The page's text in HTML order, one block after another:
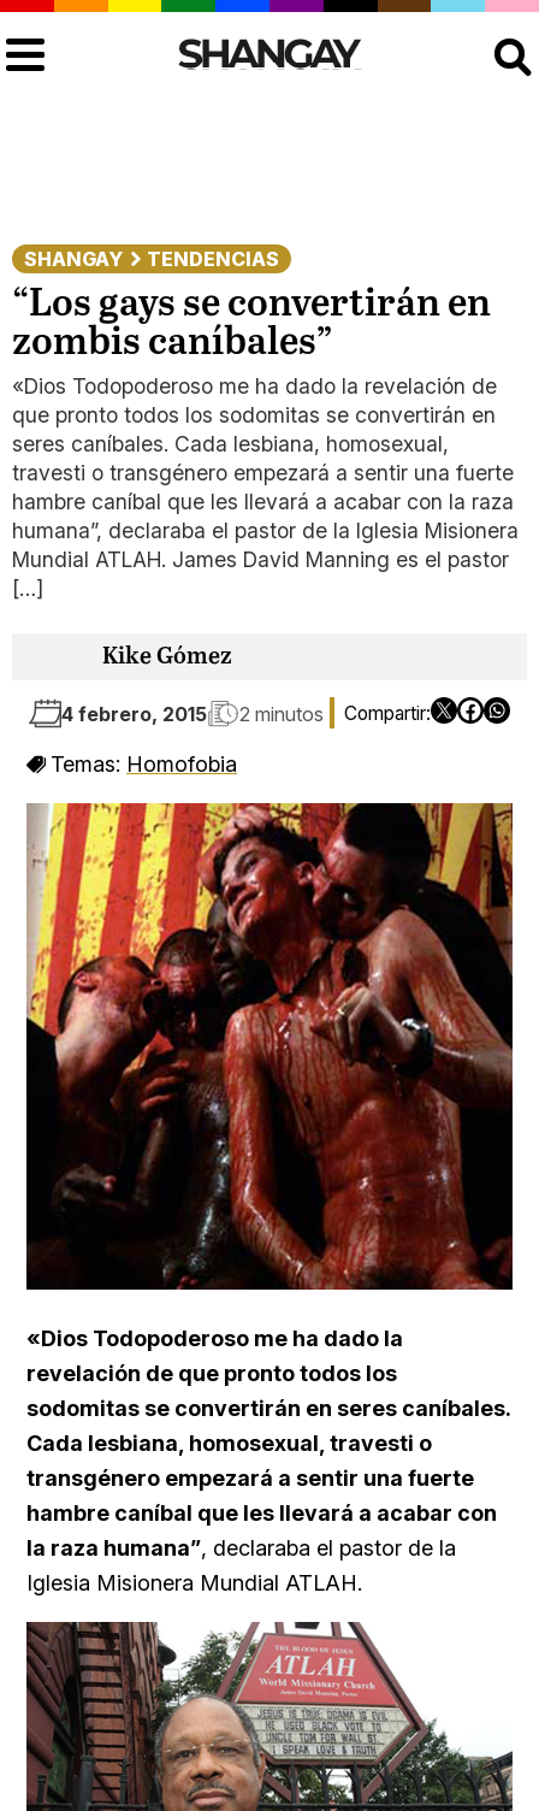
SHANGAY TENDENCIAS
“Los gays se convertirán en
zombis caníbales”
«Dios Todopoderoso me ha dado la revelación de
que pronto todos los sodomitas se convertirán en
seres caníbales. Cada lesbiana, homosexual,
travesti o transgénero empezará a sentir una fuerte
hambre caníbal que les llevará a acabar con la raza
humana”, declaraba el pastor de la Iglesia Misionera
Mundial ATLAH. James David Manning es el pastor
[…]
Kike Gómez
4 febrero, 2015 2 minutos
Temas: Homofobia
«Dios Todopoderoso me ha dado la
revelación de que pronto todos los
sodomitas se convertirán en seres caníbales.
Cada lesbiana, homosexual, travesti o
transgénero empezará a sentir una fuerte
hambre caníbal que les llevará a acabar con
la raza humana”, declaraba el pastor de la
Iglesia Misionera Mundial ATLAH.